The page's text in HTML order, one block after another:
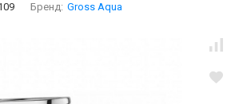
Бренд: Gross Aqua